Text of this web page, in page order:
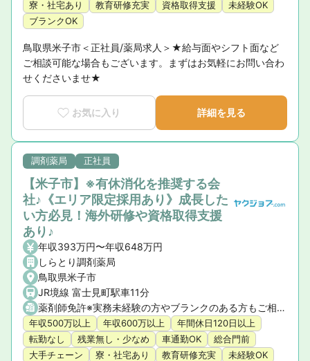
寮・社宅あり 教育研修充実 資格取得支援
未経験OK
ブランクOK
鳥取県米子市＜正社員/薬局求人＞★給与面やシフト面など
ご相談可能な場合もございます。まずはお気軽にお問い合わ
せくださいませ★
お気に入り 詳細を見る
調剤薬局 正社員
【米子市】※有休消化を推奨する会
社♪《エリア限定採用あり》成長した
い方必見！海外研修や資格取得支援
あり♪
年収393万円〜年収648万円
しらとり調剤薬局
鳥取県米子市
JR境線 富士見町駅車11分
薬剤師免許※実務未経験の方やブランクのある方もご相談ください。
年収500万以上 年収600万以上
年間休日120日以上
転勤なし
残業無し・少なめ 車通勤OK
総合門前
大手チェーン
寮・社宅あり 教育研修充実
未経験OK